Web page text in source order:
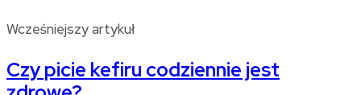
Wcześniejszy artykuł
Czy picie kefiru codziennie jest